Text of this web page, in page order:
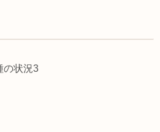
の状況3